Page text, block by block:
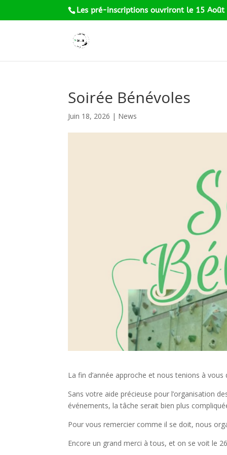
Les pré-inscriptions ouvriront le 15
Soirée Bénévoles
Juin 18, 2026 | News
La fin d’année approche et nous tenions à
Sans votre aide précieuse pour l’organisation
événements, la tâche serait bien plus
Pour vous remercier comme il se doit, nous
Encore un grand merci à tous, et on se voit le